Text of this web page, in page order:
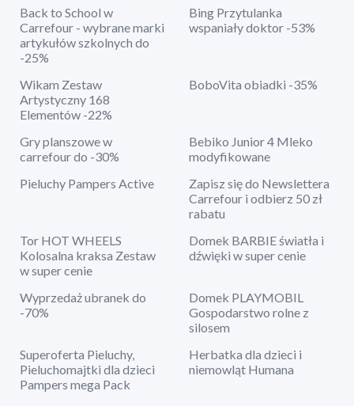
Back to School w
Carrefour - wybrane marki
artykułów szkolnych do
-25%
Bing Przytulanka
wspaniały doktor -53%
Wikam Zestaw
Artystyczny 168
Elementów -22%
BoboVita obiadki -35%
Gry planszowe w
carrefour do -30%
Bebiko Junior 4 Mleko
modyfikowane
Pieluchy Pampers Active
Zapisz się do Newslettera
Carrefour i odbierz 50 zł
rabatu
Tor HOT WHEELS
Kolosalna kraksa Zestaw
w super cenie
Domek BARBIE światła i
dźwięki w super cenie
Wyprzedaż ubranek do
-70%
Domek PLAYMOBIL
Gospodarstwo rolne z
silosem
Superoferta Pieluchy,
Pieluchomajtki dla dzieci
Pampers mega Pack
Herbatka dla dzieci i
niemowląt Humana